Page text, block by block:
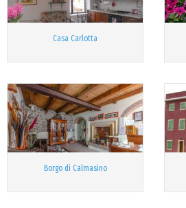
Casa Carlotta
Borgo di Calmasino